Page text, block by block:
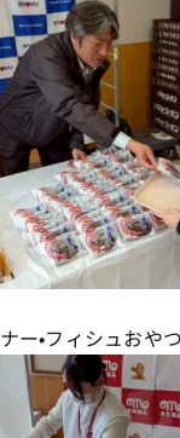
ー•フィシュおや